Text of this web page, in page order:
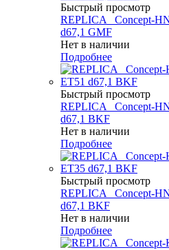
Быстрый просмотр
REPLICA _Concept-
d67,1 GMF
Нет в наличии
Подробнее
Быстрый просмотр
REPLICA _Concept-
d67,1 BKF
Нет в наличии
Подробнее
Быстрый просмотр
REPLICA _Concept-
d67,1 BKF
Нет в наличии
Подробнее